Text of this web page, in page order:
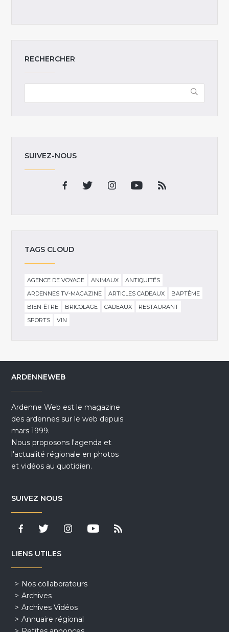
RECHERCHER
SUIVEZ-NOUS
TAGS CLOUD
AGENCE DE VOYAGE ANIMAUX
ANTIQUITÉS
ARDENNES TV-MAGAZINE
ARTICLES CADEAUX
BAPTÊME
BIEN-ÊTRE
BRICOLAGE CADEAUX
RESTAURANT
SPORTS
VIN
ARDENNEWEB
Ardenne Web est le magazine
des ardennes sur le web depuis
mars 1999.
Nous proposons l'agenda et
l'actualité régionale en photos
et vidéos au quotidien.
SUIVEZ NOUS
LIENS UTILES
Nos collaborateurs
Archives
Archives Vidéos
Annuaire régional